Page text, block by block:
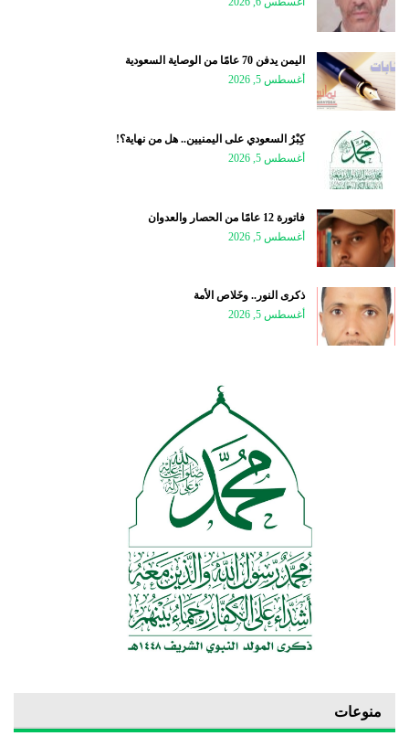
اليمن يدفن 70 عامًا من الوصاية السعودية
أغسطس 5, 2026
كِبْرُ السعودي على اليمنيين.. هل من نهاية؟!
أغسطس 5, 2026
فاتورة 12 عامًا من الحصار والعدوان
أغسطس 5, 2026
ذكرى النور.. وخَلاص الأمة
أغسطس 5, 2026
منوعات